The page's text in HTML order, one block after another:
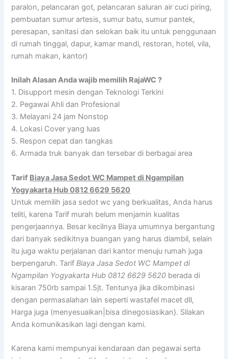
paralon, pelancaran got, pelancaran saluran air cuci piring,
pembuatan sumur artesis, sumur batu, sumur pantek,
peresapan, sanitasi dan selokan baik itu untuk penggunaan
di rumah tinggal, dapur, kamar mandi, restoran, hotel, vila,
rumah makan, kantor)
Inilah Alasan Anda wajib memilih RajaWC ?
1. Disupport mesin dengan Teknologi Terkini
2. Pegawai Ahli dan Profesional
3. Melayani 24 jam Nonstop
4. Lokasi Cover yang luas
5. Respon cepat dan tangkas
6. Armada truk banyak dan tersebar di berbagai area
Tarif Biaya Jasa Sedot WC Mampet di Ngampilan
Yogyakarta Hub 0812 6629 5620
Untuk memilih jasa sedot wc yang berkualitas, Anda harus
teliti, karena Tarif murah belum menjamin kualitas
pengerjaannya. Besar kecilnya Biaya umumnya bergantung
dari banyak sedikitnya buangan yang harus diambil, selain
itu juga waktu perjalanan dari kantor menuju rumah juga
berpengaruh. TarifBiaya Jasa Sedot WC Mampet di
Ngampilan Yogyakarta Hub 0812 6629 5620 berada di
kisaran 750rb sampai 1.5jt. Tentunya jika dikombinasi
dengan permasalahan lain seperti wastafel macet dll,
Harga juga (menyesuaikan|bisa dinegosiasikan}. Silakan
Anda komunikasikan lagi dengan kami.
Karena kami mempunyai kendaraan dan pegawai serta